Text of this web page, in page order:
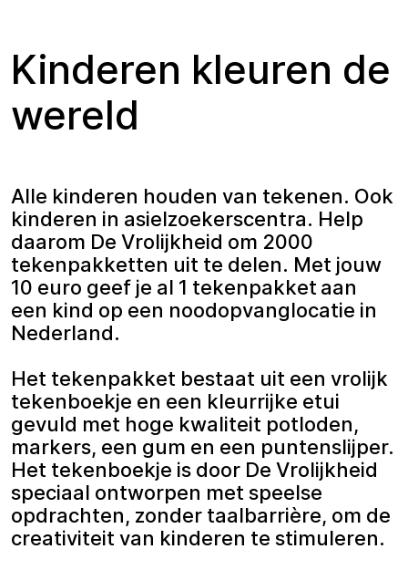
Kinderen kleuren de
wereld
Alle kinderen houden van tekenen. Ook
kinderen in asielzoekerscentra. Help
daarom De Vrolijkheid om 2000
tekenpakketten uit te delen. Met jouw
10 euro geef je al 1 tekenpakket aan
een kind op een noodopvanglocatie in
Nederland.
Het tekenpakket bestaat uit een vrolijk
tekenboekje en een kleurrijke etui
gevuld met hoge kwaliteit potloden,
markers, een gum en een puntenslijper.
Het tekenboekje is door De Vrolijkheid
speciaal ontworpen met speelse
opdrachten, zonder taalbarrière, om de
creativiteit van kinderen te stimuleren.